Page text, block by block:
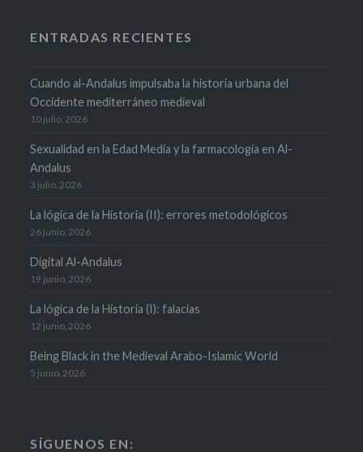
ENTRADAS RECIENTES
Cuando al-Andalus impulsaba la historia urbana del
Occidente mediterráneo medieval
10 julio, 2026
Sexualidad en la Edad Media y la farmacología en Al-
Andalus
3 julio, 2026
La lógica de la Historia (II): errores metodológicos
26 junio, 2026
Digital Al-Andalus
19 junio, 2026
La lógica de la Historia (I): falacias
12 junio, 2026
Being Black in the Medieval Arabo-Islamic World
5 junio, 2026
SÍGUENOS EN: